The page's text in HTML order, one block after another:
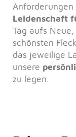
Leidenschaft
Tag aufs
schönsten
das jeweilige
unsere
zu legen.